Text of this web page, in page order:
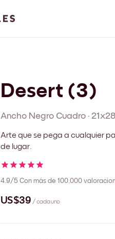
Desert (3)
Ancho Negro Cuadro ·
Arte que se pega a cualquier
de lugar.
4.9/5 Con más de 100.000
US$39 / cada uno